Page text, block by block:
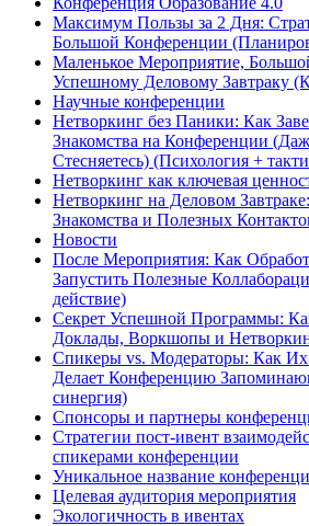
Максимум Пользы за 2 Дня:
Большой Конференции
Маленькое Мероприятие,
Успешному Деловому Завтраку
Научные конференции
Нетворкинг без Паники: Как
Знакомства на Конференции
Стесняетесь) (Психология +
Нетворкинг как ключевая
Нетворкинг на Деловом
Знакомства и Полезных
Новости
После Мероприятия: Как
Запустить Полезные
действие)
Секрет Успешной Программы:
Доклады, Воркшопы и
Спикеры vs. Модераторы: Как Их
Делает Конференцию
синергия)
Спонсоры и партнеры
Стратегии пост-ивент
спикерами конференции
Уникальное название
Целевая аудитория мероприятия
Экологичность в ивентах